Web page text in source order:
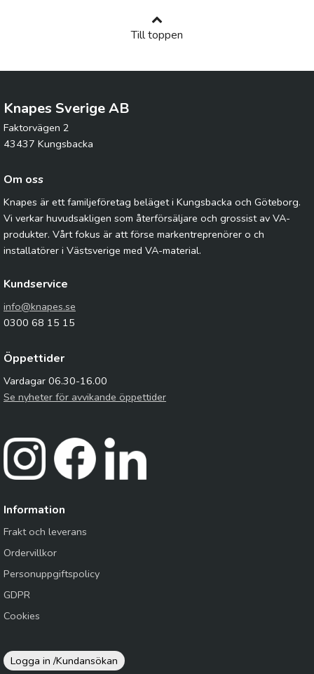
Till toppen
Knapes Sverige AB
Faktorvägen 2
43437 Kungsbacka
Om oss
Knapes är ett familjeföretag beläget i Kungsbacka och Göteborg.
Vi verkar huvudsakligen som återförsäljare och grossist av VA-
produkter. Vårt fokus är att förse markentreprenörer o ch
installatörer i Västsverige med VA-material.
Kundservice
info@knapes.se
0300 68 15 15
Öppettider
Vardagar 06.30-16.00
Se nyheter för avvikande öppettider
Information
Frakt och leverans
Ordervillkor
Personuppgiftspolicy
GDPR
Cookies
Logga in /Kundansökan